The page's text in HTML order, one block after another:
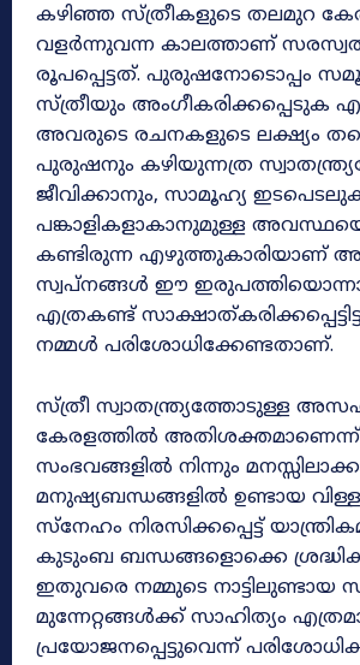
കഴിഞ്ഞ സ്ത്രീകളുടെ തലമുറ
വളർന്നുവന്ന കാലത്താണ്
രൂപപ്പെട്ടത്. പുരുഷനോടൊപ്പം
സ്ത്രീയും അംഗീകരിക്കപ്പെടുക
അവരുടെ രചനകളുടെ ലക്ഷ്യം
പുരുഷനും കഴിയുന്നത്ര
ജീവിക്കാനും, സാമൂഹ്യ
പങ്കാളികളാകാനുമുള്ള
കണ്ടിരുന്ന എഴുത്തുകാരിയാണ്
സ്വപ്നങ്ങൾ ഈ
എത്രകണ്ട്
നമ്മൾ പരിശോധിക്കേണ്ടതാണ്.
സ്ത്രീ സ്വാതന്ത്ര്യത്തോടുള്ള
കേരളത്തിൽ
സംഭവങ്ങളിൽ നിന്നും
മനുഷ്യബന്ധങ്ങളിൽ ഉണ്ടായ
സ്നേഹം നിരസിക്കപ്പെട്ട്
കുടുംബ ബന്ധങ്ങളൊക്കെ
ഇതുവരെ നമ്മുടെ നാട്ടിലുണ്ടായ
മുന്നേറ്റങ്ങൾക്ക് സാഹിത്യം
പ്രയോജനപ്പെട്ടുവെന്ന്